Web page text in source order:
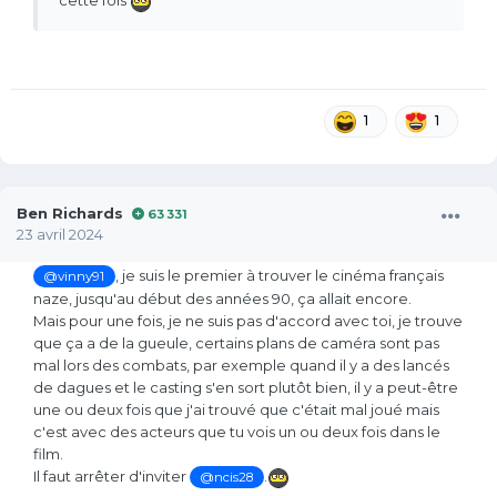
1 1
Ben Richards 63 331
23 avril 2024
@vinny91
, je suis le premier à trouver le cinéma français
naze, jusqu'au début des années 90, ça allait encore.
Mais pour une fois, je ne suis pas d'accord avec toi, je trouve
que ça a de la gueule, certains plans de caméra sont pas
mal lors des combats, par exemple quand il y a des lancés
de dagues et le casting s'en sort plutôt bien, il y a peut-être
une ou deux fois que j'ai trouvé que c'était mal joué mais
c'est avec des acteurs que tu vois un ou deux fois dans le
film.
Il faut arrêter d'inviter
@ncis28 .